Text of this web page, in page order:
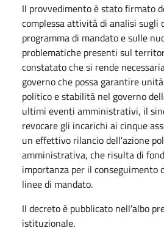
Il provvedimento è stato firmato
complessa attività di analisi sugli
programma di mandato e sulle
problematiche presenti sul
constatato che si rende
governo che possa garantire
politico e stabilità nel governo
ultimi eventi amministrativi, il
revocare gli incarichi ai cinque
un effettivo rilancio dell'azione
amministrativa, che risulta di
importanza per il conseguimento
linee di mandato.
Il decreto è pubblicato nell'albo
istituzionale.